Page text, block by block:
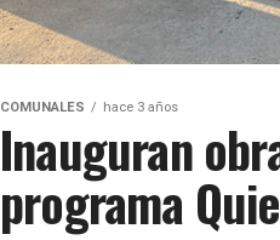
COMUNALES hace 3 años
Inauguran
programa